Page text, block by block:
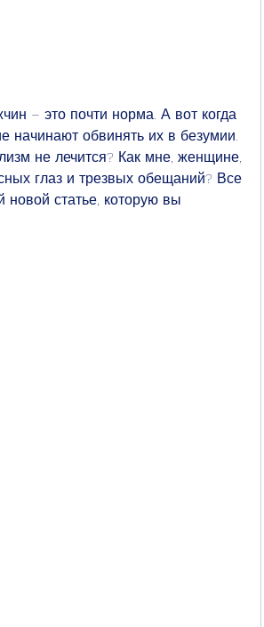
– это почти норма. А вот когда
обвинять их в безумии.
не лечится? Как мне, женщине,
глаз и трезвых обещаний? Все
новой статье, которую вы